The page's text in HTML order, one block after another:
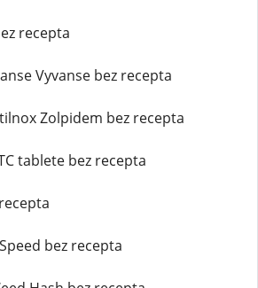
recepta
Vyvanse bez recepta
Zolpidem bez recepta
tablete bez recepta
bez recepta